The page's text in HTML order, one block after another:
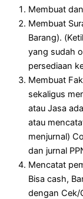
Membuat
Membuat
Barang).
yang sudah
persediaan
Membuat
sekaligus
atau Jasa
atau
menjurnal)
dan jurnal
Mencatat
Bisa cash,
dengan Cek/